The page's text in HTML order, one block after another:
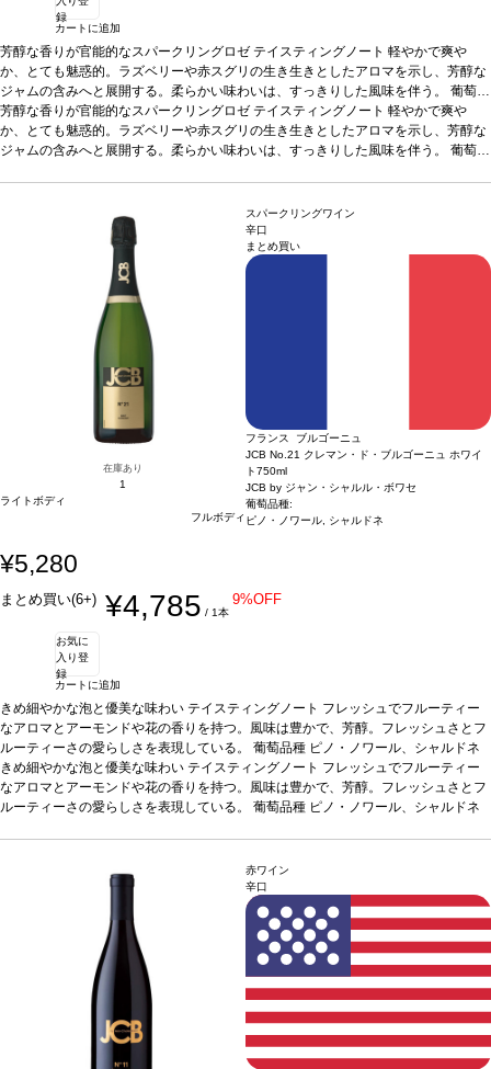
録
カートに追加
芳醇な香りが官能的なスパークリングロゼ テイスティングノート 軽やかで爽や
か、とても魅惑的。ラズベリーや赤スグリの生き生きとしたアロマを示し、芳醇な
ジャムの含みへと展開する。柔らかい味わいは、すっきりした風味を伴う。 葡萄品
種ピノ・ノワール
芳醇な香りが官能的なスパークリングロゼ テイスティングノート 軽やかで爽や
か、とても魅惑的。ラズベリーや赤スグリの生き生きとしたアロマを示し、芳醇な
ジャムの含みへと展開する。柔らかい味わいは、すっきりした風味を伴う。 葡萄品
在庫あり
1
ライトボディ
フルボディ
スパークリングワイン
辛口
まとめ買い
フランス ブルゴーニュ
JCB No.21 クレマン・ド・ブルゴーニュ ホワイ
ト750ml
JCB by ジャン・シャルル・ボワセ
葡萄品種:
ピノ・ノワール, シャルドネ
¥5,280
まとめ買い(6+) ¥4,785 / 1本
9%OFF
お気に
入り登
録
カートに追加
きめ細やかな泡と優美な味わい テイスティングノート フレッシュでフルーティー
なアロマとアーモンドや花の香りを持つ。風味は豊かで、芳醇。フレッシュさとフ
ルーティーさの愛らしさを表現している。 葡萄品種 ピノ・ノワール、シャルドネ
きめ細やかな泡と優美な味わい テイスティングノート フレッシュでフルーティー
なアロマとアーモンドや花の香りを持つ。風味は豊かで、芳醇。フレッシュさとフ
ルーティーさの愛らしさを表現している。 葡萄品種 ピノ・ノワール、シャルドネ
赤ワイン
辛口